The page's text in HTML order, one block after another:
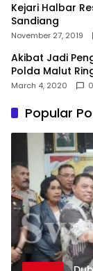
Kejari Halbar
Sandiang
November 27, 2019
Akibat Jadi
Polda Malut
March 4, 2020 0
Popular